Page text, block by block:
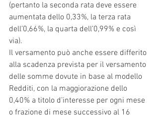
(pertanto la seconda rata deve essere
aumentata dello 0,33%, la terza rata
dell’0,66%, la quarta dell’0,99% e così
via).
Il versamento può anche essere differito
alla scadenza prevista per il versamento
delle somme dovute in base al modello
Redditi, con la maggiorazione dello
0,40% a titolo d’interesse per ogni mese
o frazione di mese successivo al 16